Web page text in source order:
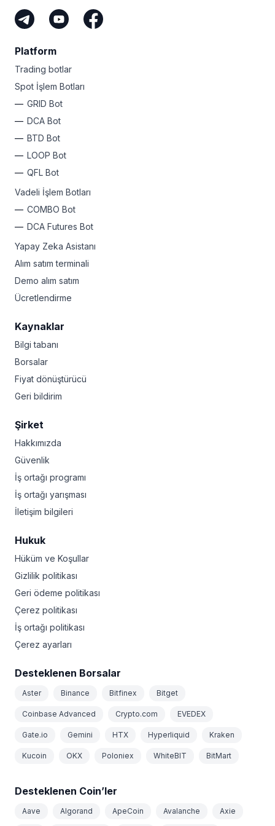
Platform
Trading botlar
Spot İşlem Botları
GRID Bot
DCA Bot
BTD Bot
LOOP Bot
QFL Bot
Vadeli İşlem Botları
COMBO Bot
DCA Futures Bot
Yapay Zeka Asistanı
Alım satım terminali
Demo alım satım
Ücretlendirme
Kaynaklar
Bilgi tabanı
Borsalar
Fiyat dönüştürücü
Geri bildirim
Şirket
Hakkımızda
Güvenlik
İş ortağı programı
İş ortağı yarışması
İletişim bilgileri
Hukuk
Hüküm ve Koşullar
Gizlilik politikası
Geri ödeme politikası
Çerez politikası
İş ortağı politikası
Çerez ayarları
Desteklenen Borsalar
Aster Binance Bitfinex Bitget
Coinbase Advanced Crypto.com EVEDEX
Gate.io Gemini HTX Hyperliquid Kraken
Kucoin OKX Poloniex WhiteBIT BitMart
Desteklenen Coin’ler
Aave Algorand ApeCoin Avalanche Axie